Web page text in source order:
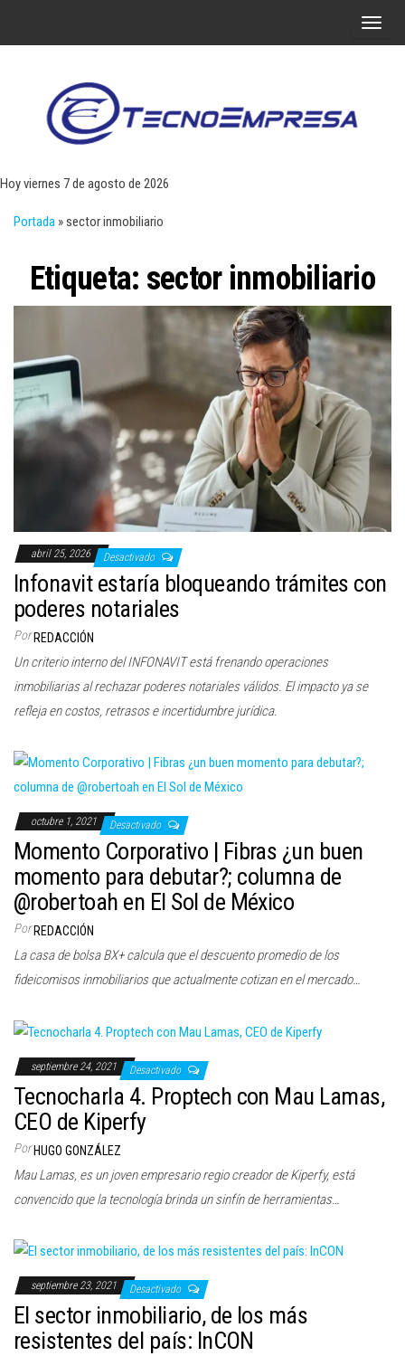
A
n
e
g
c
Hoy viernes 7 de agosto de 2026
Portada »sector inmobiliario
Etiqueta: sector inmobiliario
abril 25, 2026 Desactivado
Infonavit estaría bloqueando trámites con
poderes notariales
Por REDACCIÓN
Un criterio interno del INFONAVIT está frenando operaciones
inmobiliarias al rechazar poderes notariales válidos. El impacto ya se
refleja en costos, retrasos e incertidumbre jurídica.
octubre 1, 2021 Desactivado
Momento Corporativo | Fibras ¿un buen
momento para debutar?; columna de
@robertoah en El Sol de México
Por REDACCIÓN
La casa de bolsa BX+ calcula que el descuento promedio de los
fideicomisos inmobiliarios que actualmente cotizan en el mercado…
septiembre 24, 2021 Desactivado
Tecnocharla 4. Proptech con Mau Lamas,
CEO de Kiperfy
PorHUGO GONZÁLEZ
Mau Lamas, es un joven empresario regio creador de Kiperfy, está
convencido que la tecnología brinda un sinfín de herramientas…
septiembre 23, 2021 Desactivado
El sector inmobiliario, de los más
resistentes del país: InCON